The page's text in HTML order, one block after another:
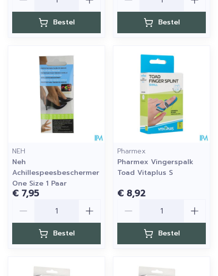
Bestel Bestel
NEH
Neh
Achillespeesbeschermer
One Size 1 Paar
€ 7,95
Bestel
Pharmex
Pharmex Vingerspalk
Toad Vitaplus S
€ 8,92
Bestel